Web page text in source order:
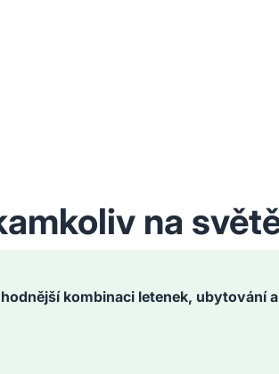
na
kombinaci letenek, ubytování